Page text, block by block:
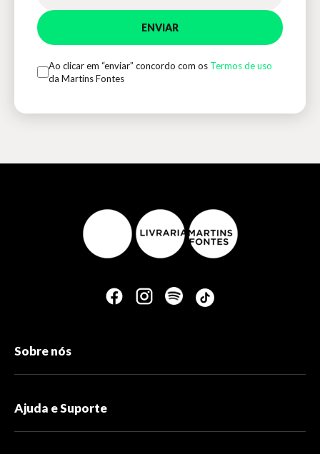
ENVIAR
Ao clicar em “enviar” concordo com os Termos de uso
da Martins Fontes
Sobre nós
Ajuda e Suporte